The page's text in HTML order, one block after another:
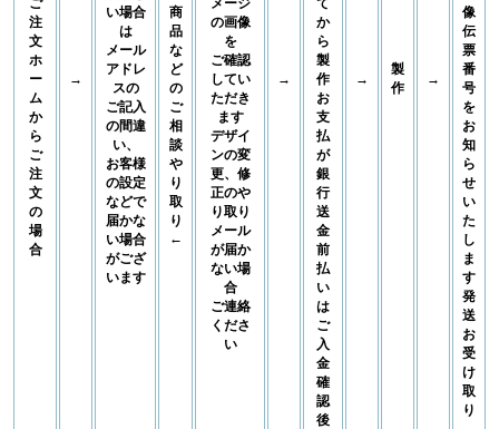
ご
注
文
ホ
ー
ム
か
ら
ご
注
文
の
場
合
→
い場合
は
メール
アドレ
スの
ご記入
の間違
い、
お客様
の設定
などで
届かな
い場合
がござ
います
商
品
な
ど
の
ご
相
談
や
り
取
り
←
メージ
の画像
を
ご確認
してい
ただき
ます
デザイ
ンの変
更、修
正のや
り取り
メール
が届か
ない場
合
ご連絡
くださ
い
→
て
か
ら
製
作
お
支
払
が
銀
行
送
金
前
払
い
は
ご
入
金
確
認
後
→
製
作
→
像
伝
票
番
号
を
お
知
ら
せ
い
た
し
ま
す
発
送
お
受
け
取
り